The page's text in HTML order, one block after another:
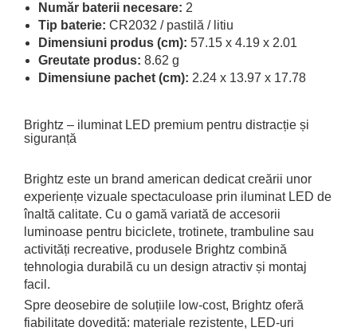
Număr baterii necesare: 2
Tip baterie: CR2032 / pastilă / litiu
Dimensiuni produs (cm): 57.15 x 4.19 x 2.01
Greutate produs: 8.62 g
Dimensiune pachet (cm): 2.24 x 13.97 x 17.78
Brightz – iluminat LED premium pentru distracție și
siguranță
Brightz este un brand american dedicat creării unor
experiențe vizuale spectaculoase prin iluminat LED de
înaltă calitate. Cu o gamă variată de accesorii
luminoase pentru biciclete, trotinete, trambuline sau
activități recreative, produsele Brightz combină
tehnologia durabilă cu un design atractiv și montaj
facil.
Spre deosebire de soluțiile low-cost, Brightz oferă
fiabilitate dovedită: materiale rezistente, LED-uri